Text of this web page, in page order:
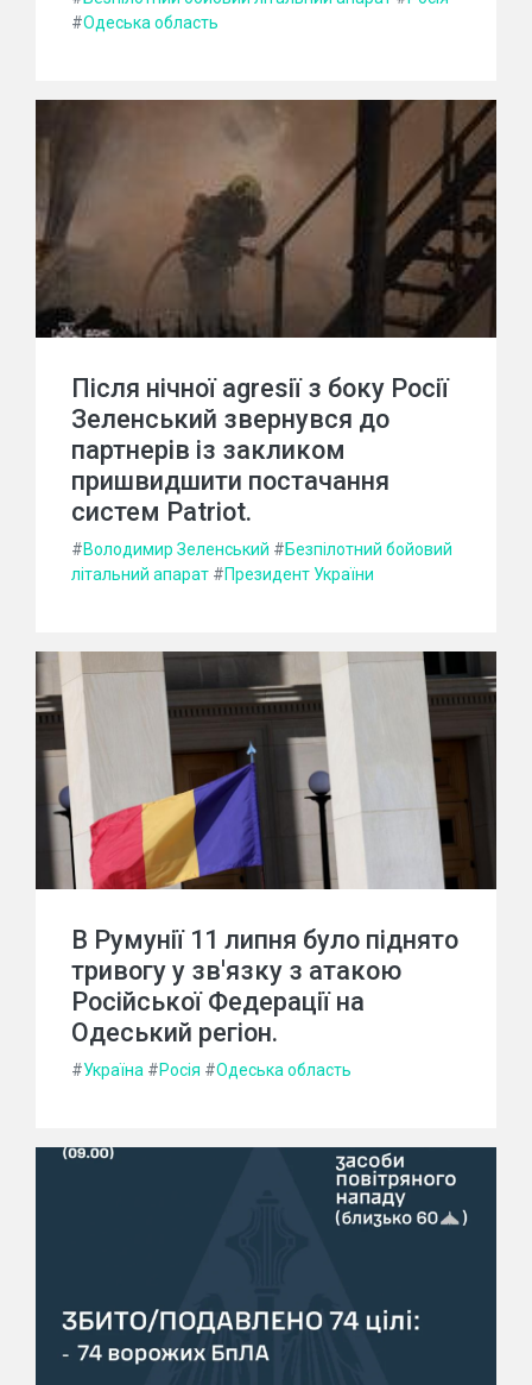
#Одеська область
Після нічної agresії з боку Росії
Зеленський звернувся до
партнерів із закликом
пришвидшити постачання
систем Patriot.
#Володимир Зеленський #Безпілотний бойовий
літальний апарат #Президент України
В Румунії 11 липня було піднято
тривогу у зв'язку з атакою
Російської Федерації на
Одеський регіон.
#Україна #Росія #Одеська область